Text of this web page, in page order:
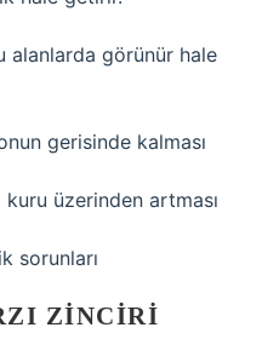
alanlarda görünür hale
gerisinde kalması
üzerinden artması
sorunları
ZINCIRI